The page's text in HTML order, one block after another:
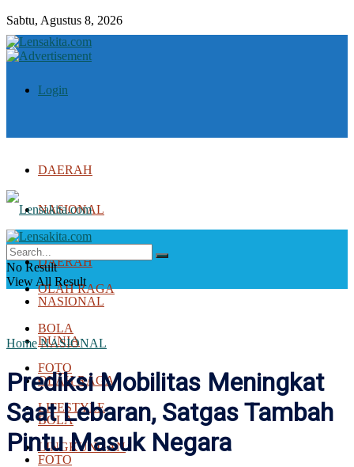
Sabtu, Agustus 8, 2026
Login
DAERAH
NASIONAL
DUNIA
OLAH RAGA
BOLA
FOTO
LIFESTYLE
LINGKUNGAN
DAERAH
NASIONAL
DUNIA
OLAH RAGA
BOLA
FOTO
No Result
View All Result
Home NASIONAL
Prediksi Mobilitas Meningkat
Saat Lebaran, Satgas Tambah
Pintu Masuk Negara